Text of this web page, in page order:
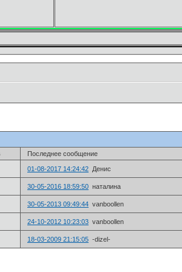
Последнее сообщение
01-08-2017 14:24:42 Денис
30-05-2016 18:59:50 наталина
30-05-2013 09:49:44 vanboollen
24-10-2012 10:23:03 vanboollen
18-03-2009 21:15:05 -dizel-